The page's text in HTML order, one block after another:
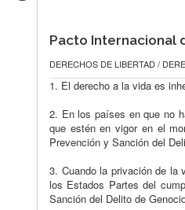
Pacto Internacional
DERECHOS DE LIBERTAD /
1. El derecho a la vida es
2. En los países en que no
que estén en vigor en el
Prevención y Sanción del
3. Cuando la privación de la
los Estados Partes del
Sanción del Delito de